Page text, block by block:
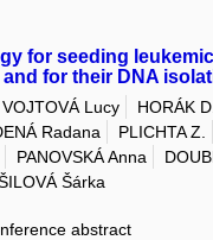
for seeding
for their DNA
VOJTOVÁ Lucy
HORÁK D.
Radana PLICHTA Z.
PANOVSKÁ Anna
Šárka
abstract